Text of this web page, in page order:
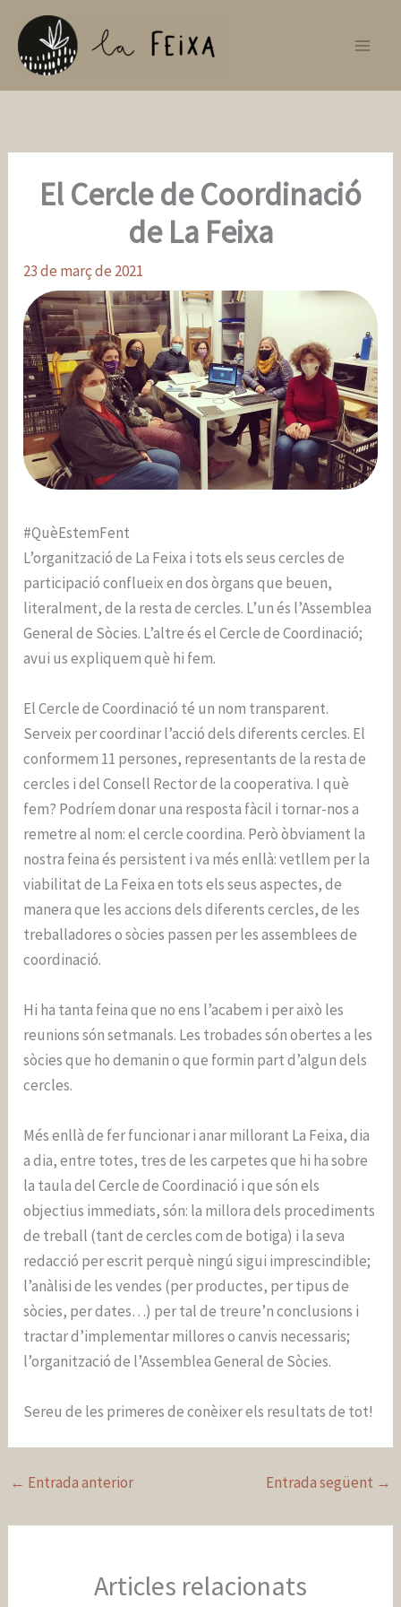
contingut
El Cercle de Coordinació
de La Feixa
23 de març de 2021
#QuèEstemFent
L’organització de La Feixa i tots els seus cercles de
participació conflueix en dos òrgans que beuen,
literalment, de la resta de cercles. L’un és l’Assemblea
General de Sòcies. L’altre és el Cercle de Coordinació;
avui us expliquem què hi fem.
El Cercle de Coordinació té un nom transparent.
Serveix per coordinar l’acció dels diferents cercles. El
conformem 11 persones, representants de la resta de
cercles i del Consell Rector de la cooperativa. I què
fem? Podríem donar una resposta fàcil i tornar-nos a
remetre al nom: el cercle coordina. Però òbviament la
nostra feina és persistent i va més enllà: vetllem per la
viabilitat de La Feixa en tots els seus aspectes, de
manera que les accions dels diferents cercles, de les
treballadores o sòcies passen per les assemblees de
coordinació.
Hi ha tanta feina que no ens l’acabem i per això les
reunions són setmanals. Les trobades són obertes a les
sòcies que ho demanin o que formin part d’algun dels
cercles.
Més enllà de fer funcionar i anar millorant La Feixa, dia
a dia, entre totes, tres de les carpetes que hi ha sobre
la taula del Cercle de Coordinació i que són els
objectius immediats, són: la millora dels procediments
de treball (tant de cercles com de botiga) i la seva
redacció per escrit perquè ningú sigui imprescindible;
l’anàlisi de les vendes (per productes, per tipus de
sòcies, per dates…) per tal de treure’n conclusions i
tractar d’implementar millores o canvis necessaris;
l’organització de l’Assemblea General de Sòcies.
Sereu de les primeres de conèixer els resultats de tot!
← Entrada anterior Entrada següent →
Articles relacionats